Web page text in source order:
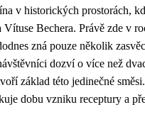
v historických prostorách,
Vítuse Bechera. Právě zde v
zná pouze několik
dozví o více než
základ této jedinečné
dobu vzniku receptury a